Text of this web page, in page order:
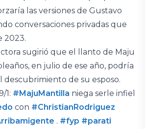
las versiones de Gustavo
conversaciones privadas que
2023.
sugirió que el llanto de Maju
en julio de ese año, podría
descubrimiento de su esposo.
1: #MajuMantilla niega serle infiel
con #ChristianRodriguez
. #fyp #parati